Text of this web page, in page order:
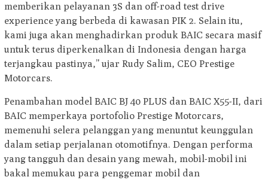
memberikan pelayanan 3S dan off-road test drive
experience yang berbeda di kawasan PIK 2. Selain itu,
kami juga akan menghadirkan produk BAIC secara masif
untuk terus diperkenalkan di Indonesia dengan harga
terjangkau pastinya,” ujar Rudy Salim, CEO Prestige
Motorcars.
Penambahan model BAIC BJ 40 PLUS dan BAIC X55-II, dari
BAIC memperkaya portofolio Prestige Motorcars,
memenuhi selera pelanggan yang menuntut keunggulan
dalam setiap perjalanan otomotifnya. Dengan performa
yang tangguh dan desain yang mewah, mobil-mobil ini
bakal memukau para penggemar mobil dan